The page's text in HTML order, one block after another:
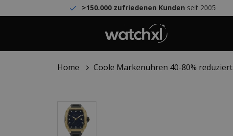
>150.000 zufriedenen Kunden seit 2005
Home Coole Markenuhren 40-80% reduziert